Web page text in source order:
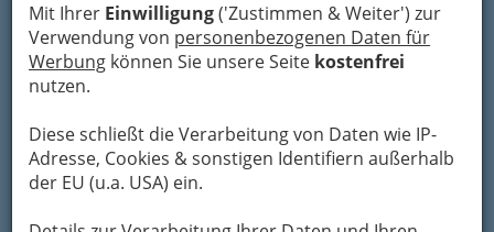
Mit Ihrer Einwilligung('Zustimmen & Weiter') zur
Verwendung von personenbezogenen Daten für
Werbung können Sie unsere Seite kostenfrei
nutzen.
Diese schließt die Verarbeitung von Daten wie IP-
Adresse, Cookies & sonstigen Identifiern außerhalb
der EU (u.a. USA) ein.
Karte
Kontaktaufnahme
Um die Info-Graz Firmen
bewahren
, verwenden wir an dieser Stelle zur